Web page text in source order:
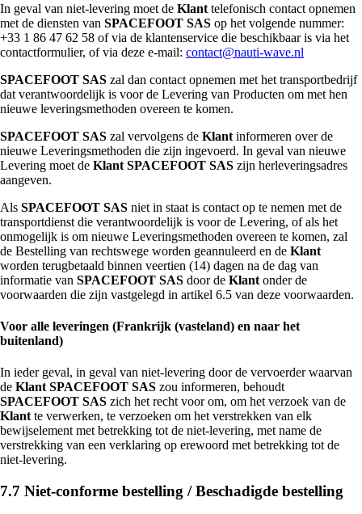
In geval van niet-levering moet de Klant telefonisch contact opnemen
met de diensten van SPACEFOOT SAS op het volgende nummer:
+33 1 86 47 62 58 of via de klantenservice die beschikbaar is via het
contactformulier, of via deze e-mail: contact@nauti-wave.nl
SPACEFOOT SAS zal dan contact opnemen met het transportbedrijf
dat verantwoordelijk is voor de Levering van Producten om met hen
nieuwe leveringsmethoden overeen te komen.
SPACEFOOT SAS zal vervolgens de Klant informeren over de
nieuwe Leveringsmethoden die zijn ingevoerd. In geval van nieuwe
Levering moet de Klant SPACEFOOT SAS zijn herleveringsadres
aangeven.
Als SPACEFOOT SAS niet in staat is contact op te nemen met de
transportdienst die verantwoordelijk is voor de Levering, of als het
onmogelijk is om nieuwe Leveringsmethoden overeen te komen, zal
de Bestelling van rechtswege worden geannuleerd en de Klant
worden terugbetaald binnen veertien (14) dagen na de dag van
informatie van SPACEFOOT SAS door de Klant onder de
voorwaarden die zijn vastgelegd in artikel 6.5 van deze voorwaarden.
Voor alle leveringen (Frankrijk (vasteland) en naar het
buitenland)
In ieder geval, in geval van niet-levering door de vervoerder waarvan
de Klant SPACEFOOT SAS zou informeren, behoudt
SPACEFOOT SAS zich het recht voor om, om het verzoek van de
Klantte verwerken, te verzoeken om het verstrekken van elk
bewijselement met betrekking tot de niet-levering, met name de
verstrekking van een verklaring op erewoord met betrekking tot de
niet-levering.
7.7 Niet-conforme bestelling / Beschadigde bestelling